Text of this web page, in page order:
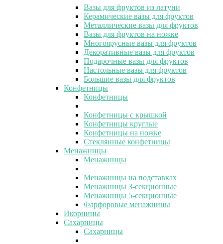
Вазы для фруктов из латуни
Керамические вазы для фруктов
Металлические вазы для фруктов
Вазы для фруктов на ножке
Многоярусные вазы для фруктов
Декоративные вазы для фруктов
Подарочные вазы для фруктов
Настольные вазы для фруктов
Большие вазы для фруктов
Конфетницы
Конфетницы
Конфетницы с крышкой
Конфетницы круглые
Конфетницы на ножке
Стеклянные конфетницы
Менажницы
Менажницы
Менажницы на подставках
Менажницы 3-секционные
Менажницы 5-секционные
Фарфоровые менажницы
Икорницы
Сахарницы
Сахарницы